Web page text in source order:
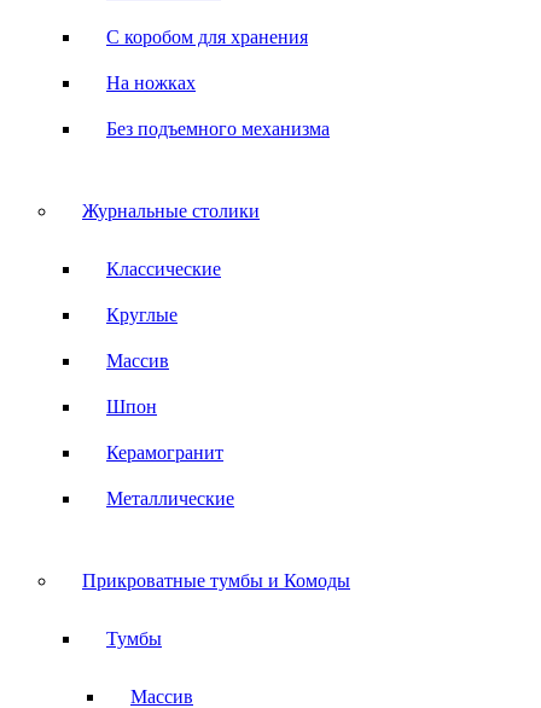
С коробом для хранения
На ножках
Без подъемного механизма
Журнальные столики
Классические
Круглые
Массив
Шпон
Керамогранит
Металлические
Прикроватные тумбы и Комоды
Тумбы
Массив